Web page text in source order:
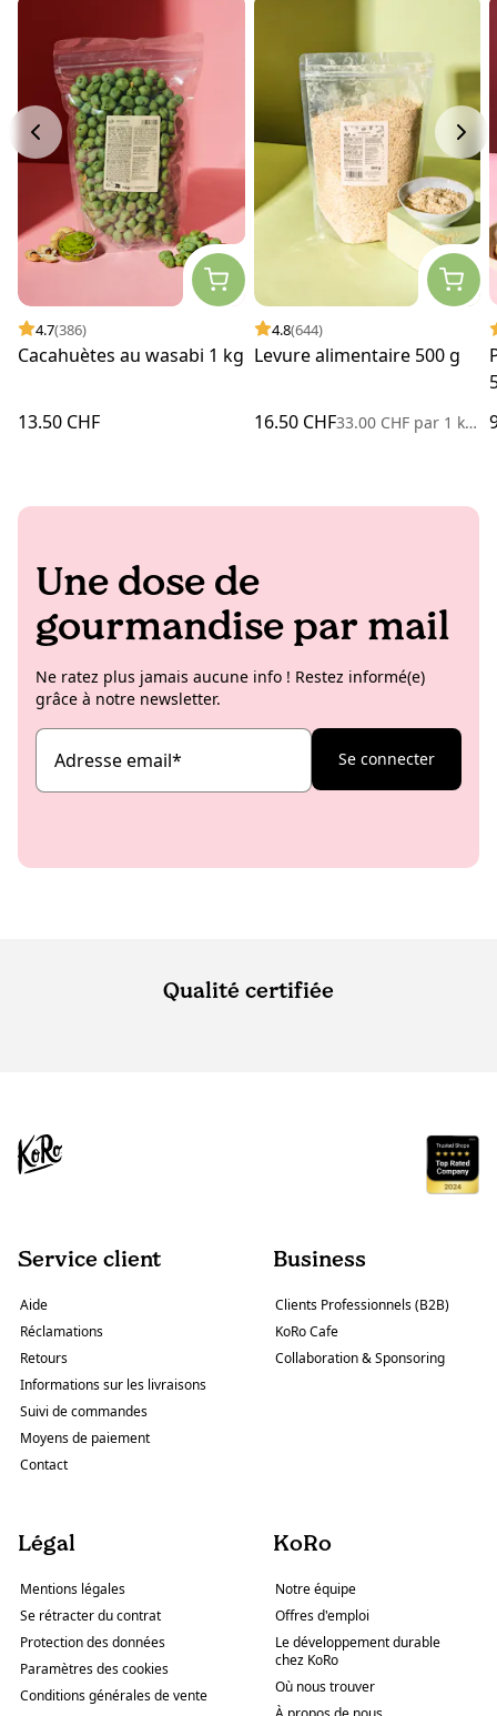
4.7(386)
Cacahuètes au wasabi 1 kg
13.50 CHF
4.8(644)
Levure alimentaire 500 g
16.50 CHF33.00 CHF par1 kilogramme
Une dose de
gourmandise par mail
Ne ratez plus jamais aucune info ! Restez informé(e)
grâce à notre newsletter.
Adresse email* Se connecter
Qualité certifiée
Service client
Aide
Réclamations
Retours
Informations sur les livraisons
Suivi de commandes
Moyens de paiement
Contact
Business
Clients Professionnels (B2B)
KoRo Cafe
Collaboration & Sponsoring
Légal
Mentions légales
Se rétracter du contrat
Protection des données
Paramètres des cookies
Conditions générales de vente
KoRo
Notre équipe
Offres d'emploi
Le développement durable
chez KoRo
Où nous trouver